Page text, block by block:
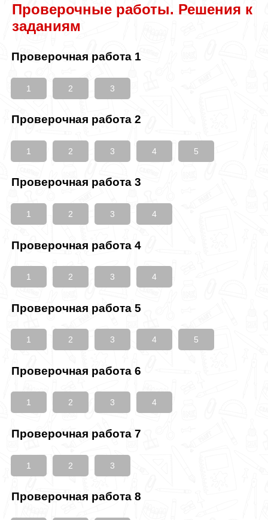
Проверочные работы. Решения к
заданиям
Проверочная работа 1
1 2 3
Проверочная работа 2
1 2 3 4 5
Проверочная работа 3
1 2 3 4
Проверочная работа 4
1 2 3 4
Проверочная работа 5
1 2 3 4 5
Проверочная работа 6
1 2 3 4
Проверочная работа 7
1 2 3
Проверочная работа 8